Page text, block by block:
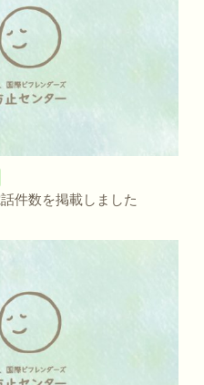
件数を掲載しました